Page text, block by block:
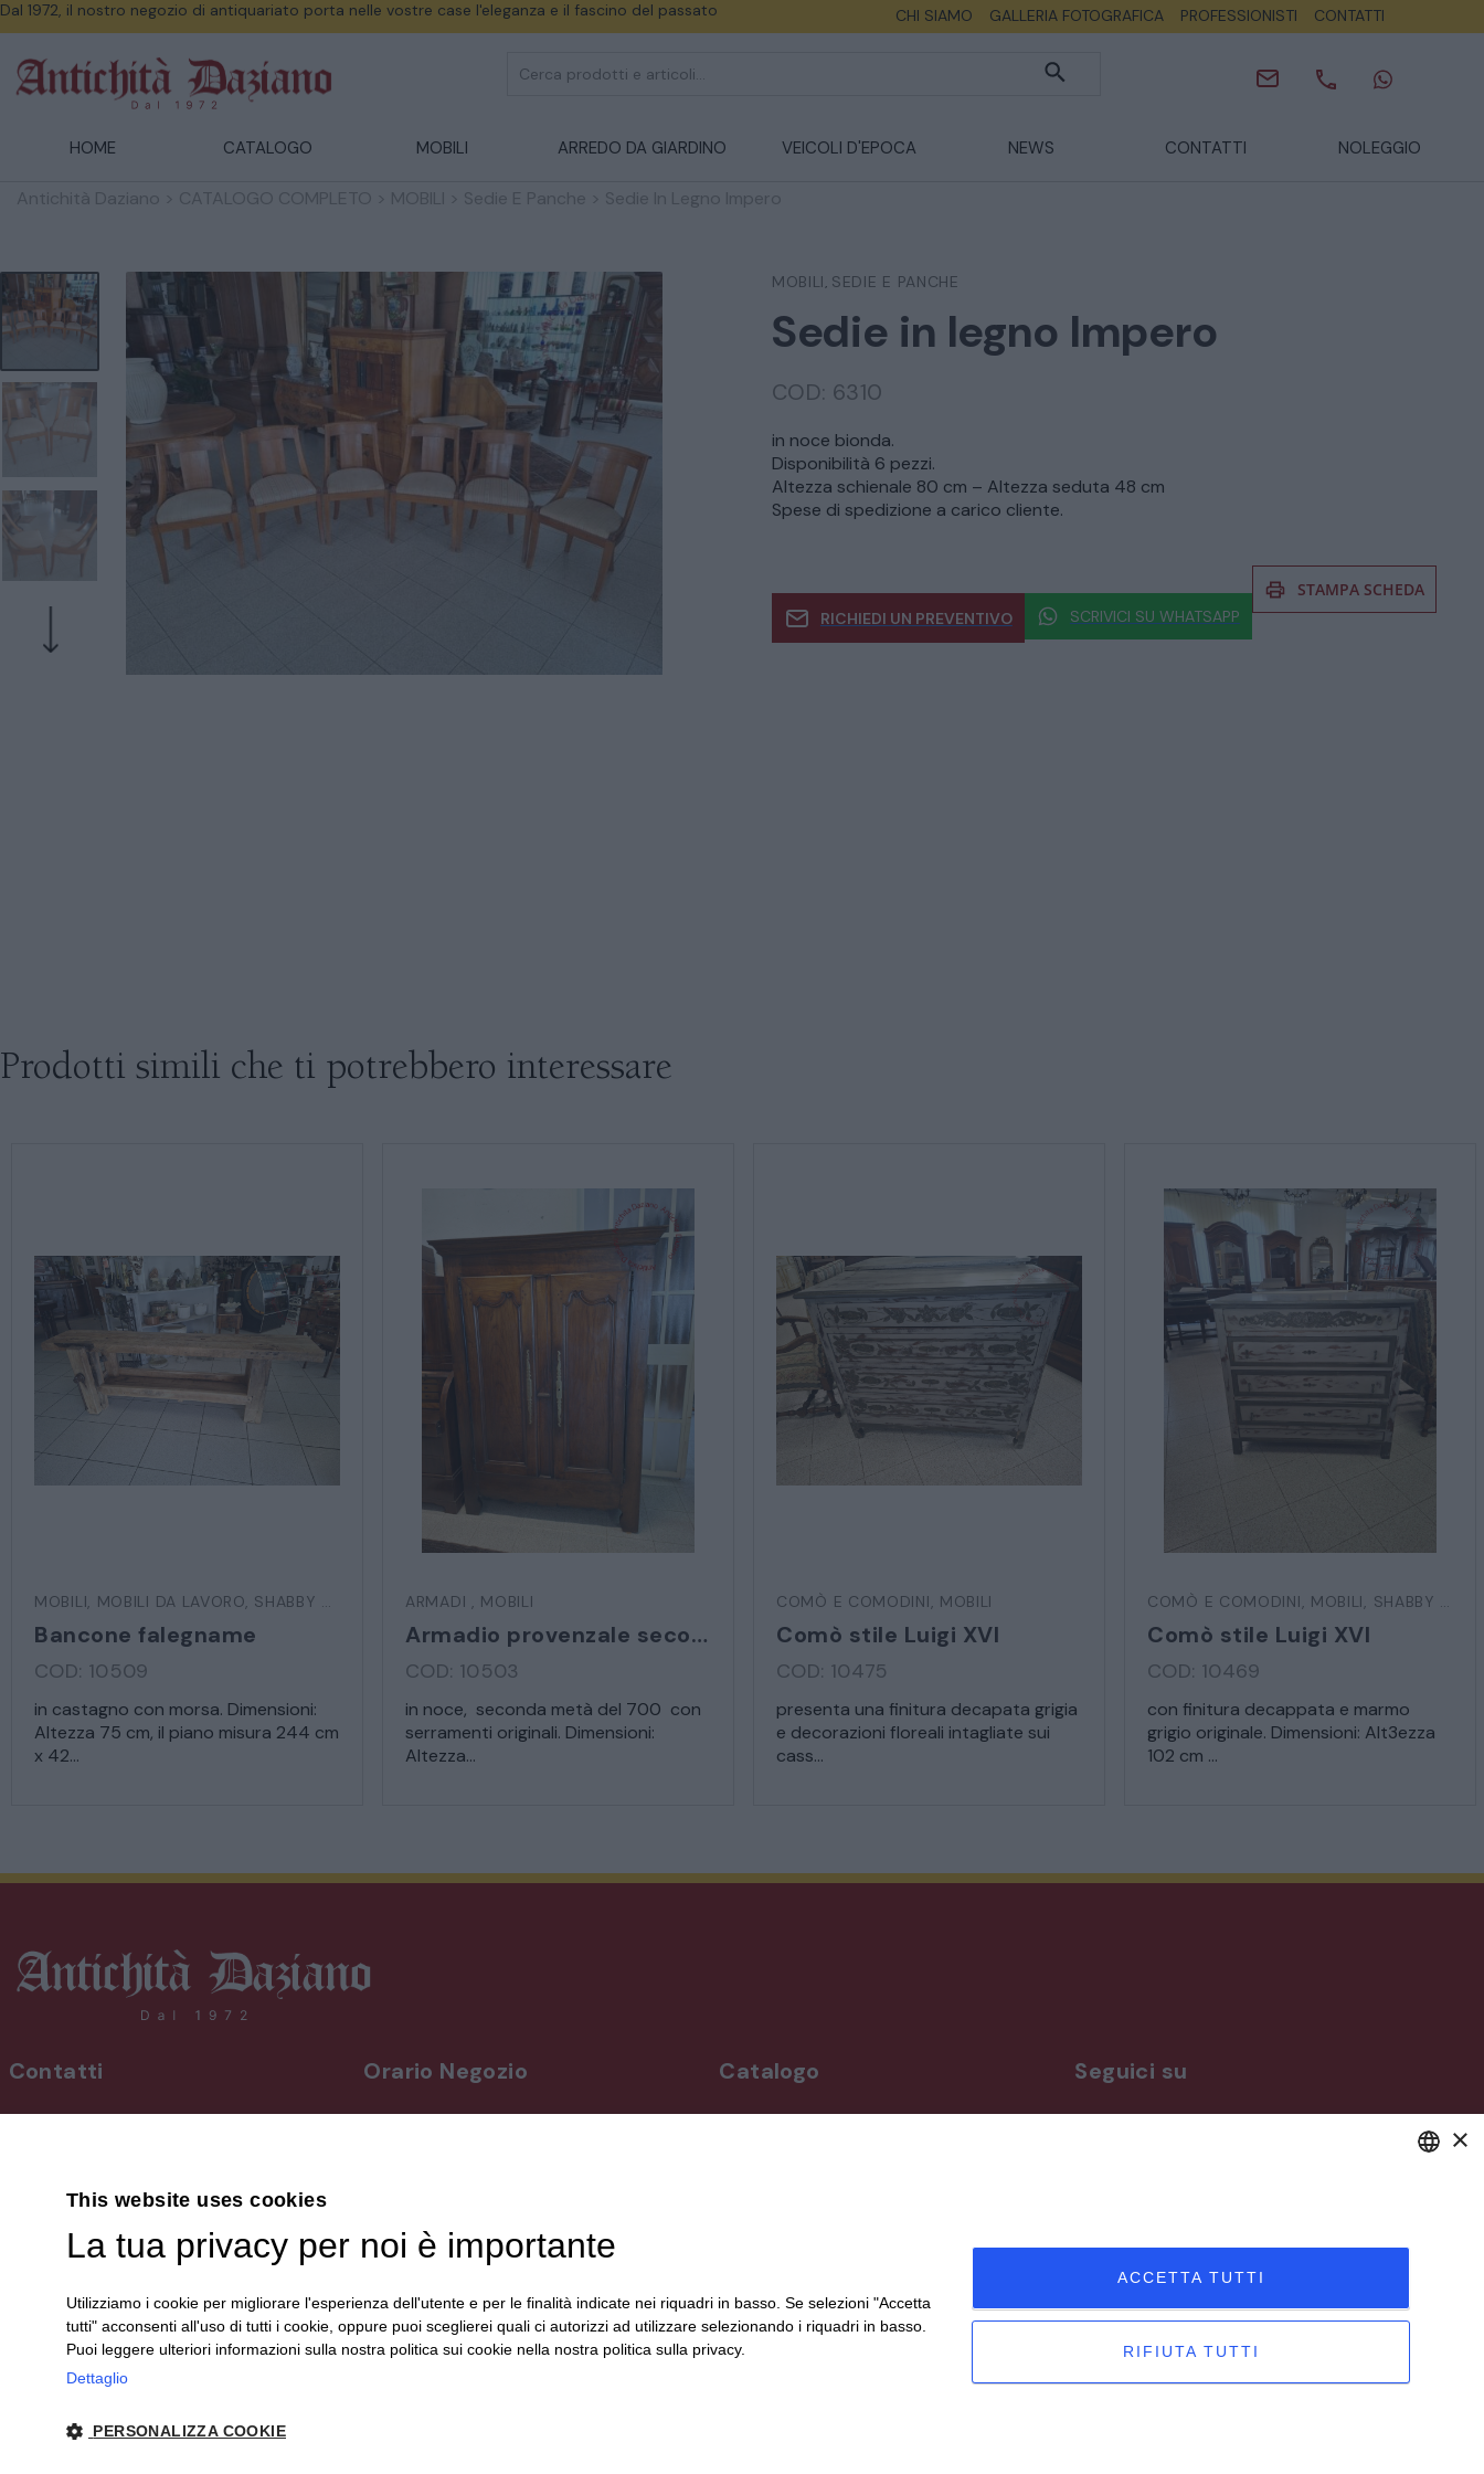
Dal 1972, il nostro negozio di antiquariato porta nelle vostre case l'eleganza e il fascino del passato CHI SIAMO GALLERIA FOTOGRAFICA PROFESSIONISTI CONTATTI
HOME CATALOGO MOBILI ARREDO DA GIARDINO VEICOLI D'EPOCA NEWS CONTATTI NOLEGGIO
Antichità Daziano CATALOGO COMPLETO MOBILI Sedie E Panche Sedie In Legno Impero
CREDENZE – DOPPI CORPI – BUFFET
SALE DA PRANZO – STUDIO UFFICIO
ARREDO DA GIARDINO
DECORAZIONI OGGETTISTICA ILLUMINAZIONE
MODERNARIATO
STILI ED ESPOSIZIONE
STRUMENTI MUSICALI
MOBILI , SEDIE E PANCHE
Sedie in legno Impero
COD: 6310
in noce bionda.
Disponibilità 6 pezzi.
Altezza schienale 80 cm – Altezza seduta 48 cm
Spese di spedizione a carico cliente.
RICHIEDI UN PREVENTIVO SCRIVICI SU WHATSAPP
STAMPA SCHEDA
* Campi obbligatori
Ho letto e accetto l’informativa sulla privacy
Prodotti simili che ti potrebbero interessare
MOBILI, MOBILI DA LAVORO, SHABBY CHIC
Bancone falegname
COD: 10509
in castagno con morsa. Dimensioni:
Altezza 75 cm, il piano misura 244 cm
x 42...
ARMADI , MOBILI
Armadio provenzale seconda metà 700
COD: 10503
in noce, seconda metà del 700 con
serramenti originali. Dimensioni:
Altezza...
COMÒ E COMODINI, MOBILI
Comò stile Luigi XVI
COD: 10475
presenta una finitura decapata grigia
e decorazioni floreali intagliate sui
cass...
COMÒ E COMODINI, MOBILI, SHABBY CHIC
Comò stile Luigi XVI
COD: 10469
con finitura decappata e marmo
grigio originale. Dimensioni: Alt3ezza
102 cm ...
Contatti
+39 3394.26.50.78
info@antichitadaziano.com
Orario Negozio
Le aperture domenicali,
dalle 15:00 alle 19:00,
sono comunicate
sui nostri canali social.
Catalogo
Specchi
Strumenti musicali e accessori
Tappeti e tessuti
Veicoli d'epoca
Seguici su
×
This website uses cookies
La tua privacy per noi è importante
Utilizziamo i cookie per migliorare l'esperienza dell'utente e per le finalità indicate nei riquadri in basso. Se selezioni "Accetta
tutti" acconsenti all'uso di tutti i cookie, oppure puoi sceglierei quali ci autorizzi ad utilizzare selezionando i riquadri in basso.
Puoi leggere ulteriori informazioni sulla nostra politica sui cookie nella nostra politica sulla privacy.
Dettaglio
PERSONALIZZA COOKIE
ACCETTA TUTTI
RIFIUTA TUTTI